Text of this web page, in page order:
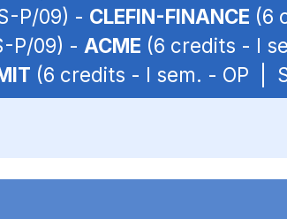
P/09) - CLEFIN-FINANCE (6
P/09) - ACME (6 credits - I
(6 credits - I sem. - OP |